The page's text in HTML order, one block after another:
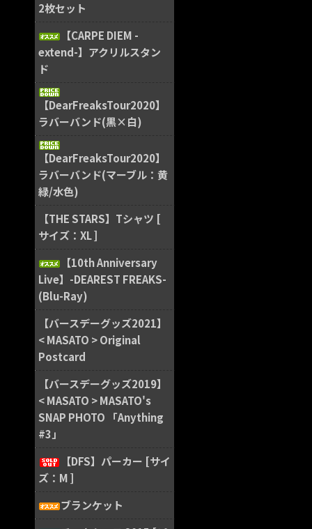
2枚セット
【CARPE DIEM -
extend-】アクリルスタン
ド
【DearFreaksTour2020】
ラバーバンド(黒×白)
【DearFreaksTour2020】
ラバーバンド(マーブル：黄
緑/水色)
【THE STARS】Tシャツ [
サイズ：XL ]
【10th Anniversary
Live】-DEAREST FREAKS-
(Blu-Ray)
【バースデーグッズ2021】
< MASATO > Original
Postcard
【バースデーグッズ2019】
< MASATO > MASATO's
SNAP PHOTO 「Anything
#3」
【DFS】パーカー [サイ
ズ：M ]
ブランケット